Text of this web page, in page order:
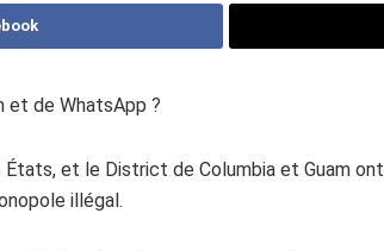
et de WhatsApp ?
États, et le District de Columbia et Guam ont
illégal.